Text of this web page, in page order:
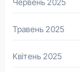
Червень 2025
Травень 2025
Квітень 2025